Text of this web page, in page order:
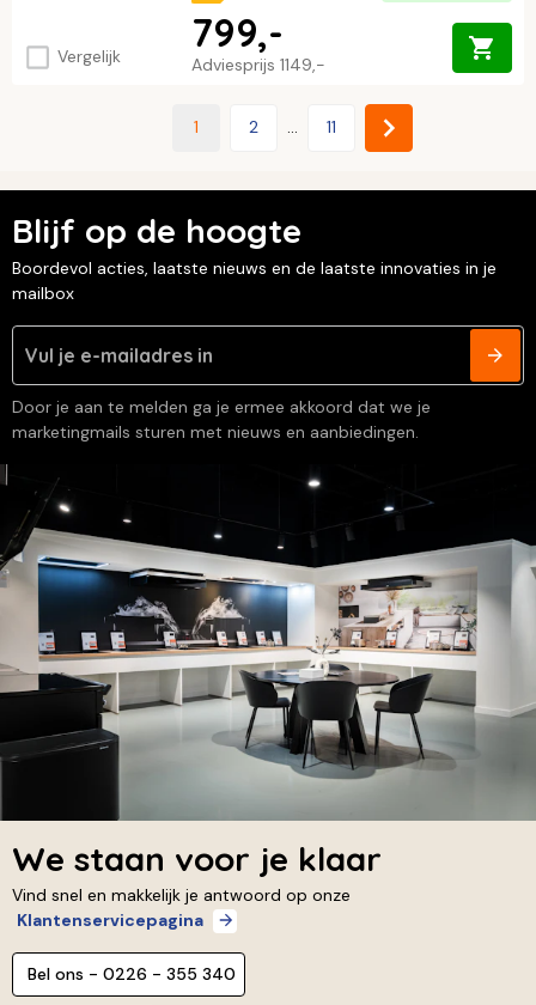
Vergelijk Adviesprijs 1149,-
799,-
1 2 ... 11
Blijf op de hoogte
Boordevol acties, laatste nieuws en de laatste innovaties in je
mailbox
Door je aan te melden ga je ermee akkoord dat we je
marketingmails sturen met nieuws en aanbiedingen.
We staan voor je klaar
Vind snel en makkelijk je antwoord op onze
Klantenservicepagina
Bel ons - 0226 - 355 340